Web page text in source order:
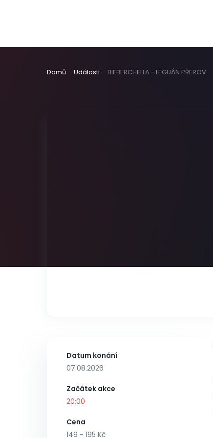
Domů Události BIEBERCHELLA - LEGUÁN PŘEROV
Datum konání
07.08.2026
Začátek akce
20:00
Cena
149 - 195 Kč